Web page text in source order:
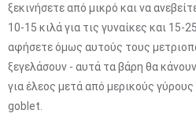
ξεκινήσετε από μικρό και να
10-15 κιλά για τις γυναίκες και 15-
αφήσετε όμως αυτούς τους
ξεγελάσουν - αυτά τα βάρη θα
για έλεος μετά από μερικούς
goblet.